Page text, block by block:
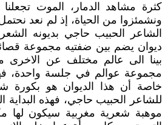
كثرة مشاهد الدمار، الموت
ونشمئزوا من الحياة، إذ لم نعد نحتمل
الشاعر الحبيب حاجي بديونه
ديوان يضم بين ضفتيه مجموعة
بينا الى عالم مختلف عن الاخرى
مجموعة عوالم في جلسة واحدة،
خاصة أن هذا الديوان هو بكورة
للشاعر الحبيب حاجي، فهذه البداية
موهبة شعرية مغربية سيكون لها